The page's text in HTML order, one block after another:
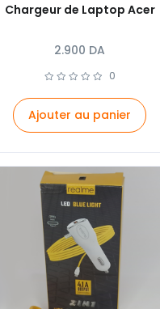
Chargeur de Laptop Acer
2.900 DA
0
Ajouter au panier